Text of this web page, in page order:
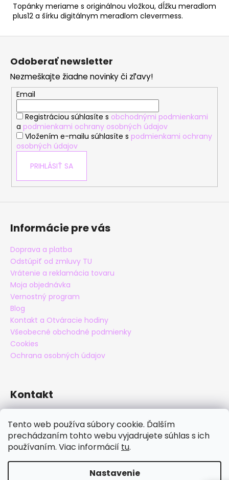
Tento web používa súbory cookie. Ďalším
prechádzaním tohto webu vyjadrujete súhlas s ich
používaním. Viac informácií tu.
Nastavenie
Topánky meriame s originálnou vložkou, dĺžku meradlom
plus12 a šírku digitálnym meradlom clevermess.
Z
Odoberať newsletter
Nezmeškajte žiadne novinky či zľavy!
Email
Registráciou súhlasíte s obchodnými podmienkami
a podmienkami ochrany osobných údajov
Vložením e-mailu súhlasíte s podmienkami ochrany
osobných údajov
PRIHLÁSIŤ SA
Informácie pre vás
Doprava a platba
Odstúpiť od zmluvy TU
Vrátenie a reklamácia tovaru
Moja objednávka
Vernostný program
Blog
Kontakt a Otváracie hodiny
Všeobecné obchodné podmienky
Cookies
Ochrana osobných údajov
Kontakt
+421 905 838 706
maxatko
maxatko_barefoot